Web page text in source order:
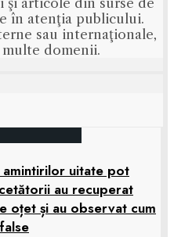
articole din surse de
în atenţia publicului.
sau internaţionale,
domenii.
amintirilor uitate pot
au recuperat
oțet și au observat cum